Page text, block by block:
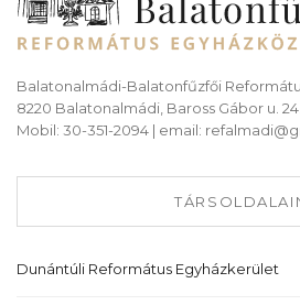
Balatonalmádi-Balatonfűzfői
8220 Balatonalmádi, Baross Gábor u.
Mobil: 30-351-2094 | email:
Dunántúli Református Egyházkerület